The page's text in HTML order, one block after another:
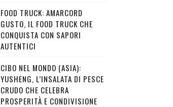
FOOD TRUCK: AMARCORD
GUSTO, IL FOOD TRUCK CHE
CONQUISTA CON SAPORI
AUTENTICI
CIBO NEL MONDO (ASIA):
YUSHENG, L’INSALATA DI PESCE
CRUDO CHE CELEBRA
PROSPERITÀ E CONDIVISIONE